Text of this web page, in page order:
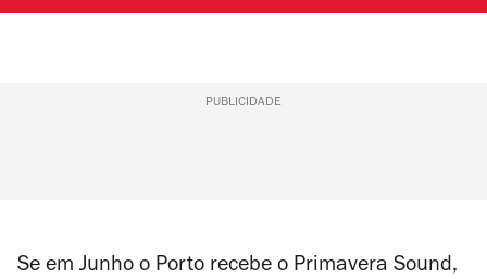
PUBLICIDADE
Se em Junho o Porto recebe o Primavera Sound,